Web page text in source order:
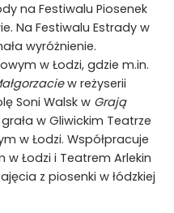
na Festiwalu Piosenek
Na Festiwalu Estrady w
wyróżnienie.
w Łodzi, gdzie m.in.
w reżyserii
Soni Walsk w Grają
w Gliwickim Teatrze
w Łodzi. Współpracuje
Łodzi i Teatrem Arlekin
z piosenki w łódzkiej